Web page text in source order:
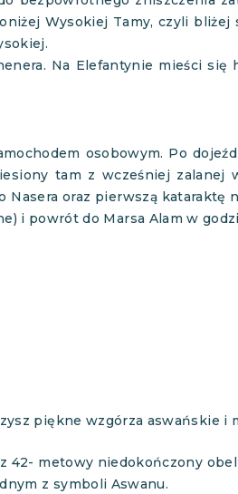
Wysokiej Tamy, czyli bliżej
Na Elefantynie mieści
osobowym. Po
tam z wcześniej zalanej
oraz pierwszą
i powrót do Marsa Alam w
piękne wzgórza aswańskie i
42- metowy niedokończony
z symboli Aswanu.